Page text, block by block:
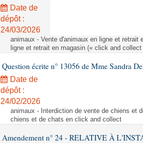
Date de
dépôt :
24/03/2026
animaux - Vente d'animaux en ligne et
ligne et retrait en magasin (« click and collect
Question écrite n° 13056 de Mme Sandra
Date de
dépôt :
24/02/2026
animaux - Interdiction de vente de chiens et
chiens et de chats en click and collect
Amendement n° 24 - RELATIVE À